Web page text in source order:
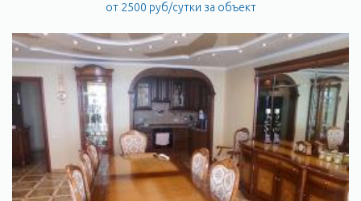
от 2500 руб/сутки за объект